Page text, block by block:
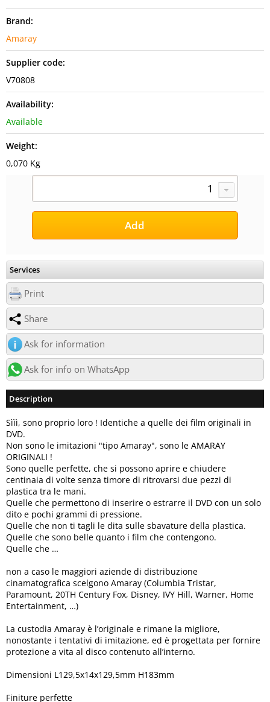
Brand:
Amaray
Supplier code:
V70808
Availability:
Available
Weight:
0,070 Kg
Services
Print
Share
Ask for information
Ask for info on WhatsApp
Description
Sììì, sono proprio loro ! Identiche a quelle dei film originali in
DVD.
Non sono le imitazioni "tipo Amaray", sono le AMARAY
ORIGINALI !
Sono quelle perfette, che si possono aprire e chiudere
centinaia di volte senza timore di ritrovarsi due pezzi di
plastica tra le mani.
Quelle che permettono di inserire o estrarre il DVD con un solo
dito e pochi grammi di pressione.
Quelle che non ti tagli le dita sulle sbavature della plastica.
Quelle che sono belle quanto i film che contengono.
Quelle che …
non a caso le maggiori aziende di distribuzione
cinamatografica scelgono Amaray (Columbia Tristar,
Paramount, 20TH Century Fox, Disney, IVY Hill, Warner, Home
Entertainment, …)
La custodia Amaray è l’originale e rimane la migliore,
nonostante i tentativi di imitazione, ed è progettata per fornire
protezione a vita al disco contenuto all’interno.
Dimensioni L129,5x14x129,5mm H183mm
Finiture perfette